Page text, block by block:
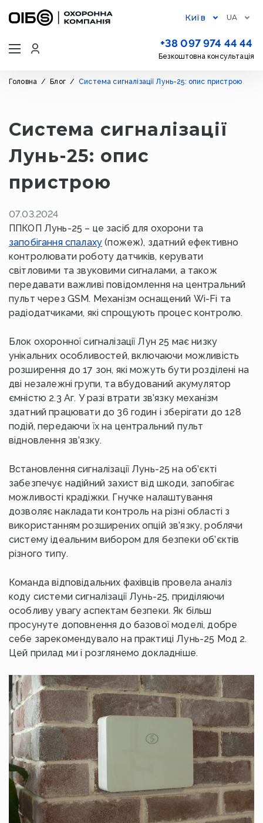
Київ UA
+38 097 974 44 44
Безкоштовна консультація
Головна / Блог / Система сигналізації Лунь-25: опис пристрою
Система сигналізації
Лунь-25: опис
пристрою
07.03.2024
ППКОП Лунь-25 – це засіб для охорони та
запобігання спалаху (пожеж), здатний ефективно
контролювати роботу датчиків, керувати
світловими та звуковими сигналами, а також
передавати важливі повідомлення на центральний
пульт через GSM. Механізм оснащений Wi-Fi та
радіодатчиками, які спрощують процес контролю.
Блок охоронної сигналізації Лун 25 має низку
унікальних особливостей, включаючи можливість
розширення до 17 зон, які можуть бути розділені на
дві незалежні групи, та вбудований акумулятор
ємністю 2.3 Аг. У разі втрати зв’язку механізм
здатний працювати до 36 годин і зберігати до 128
подій, передаючи їх на центральний пульт
відновлення зв’язку.
Встановлення сигналізації Лунь-25 на об’єкті
забезпечує надійний захист від шкоди, запобігає
можливості крадіжки. Гнучке налаштування
дозволяє накладати контроль на різні області з
використанням розширених опцій зв’язку, роблячи
систему ідеальним вибором для безпеки об’єктів
різного типу.
Команда відповідальних фахівців провела аналіз
коду системи сигналізації Лунь-25, приділяючи
особливу увагу аспектам безпеки. Як більш
просунуте доповнення до базової моделі, добре
себе зарекомендувало на практиці Лунь-25 Мод 2.
Цей прилад ми і розглянемо докладніше.